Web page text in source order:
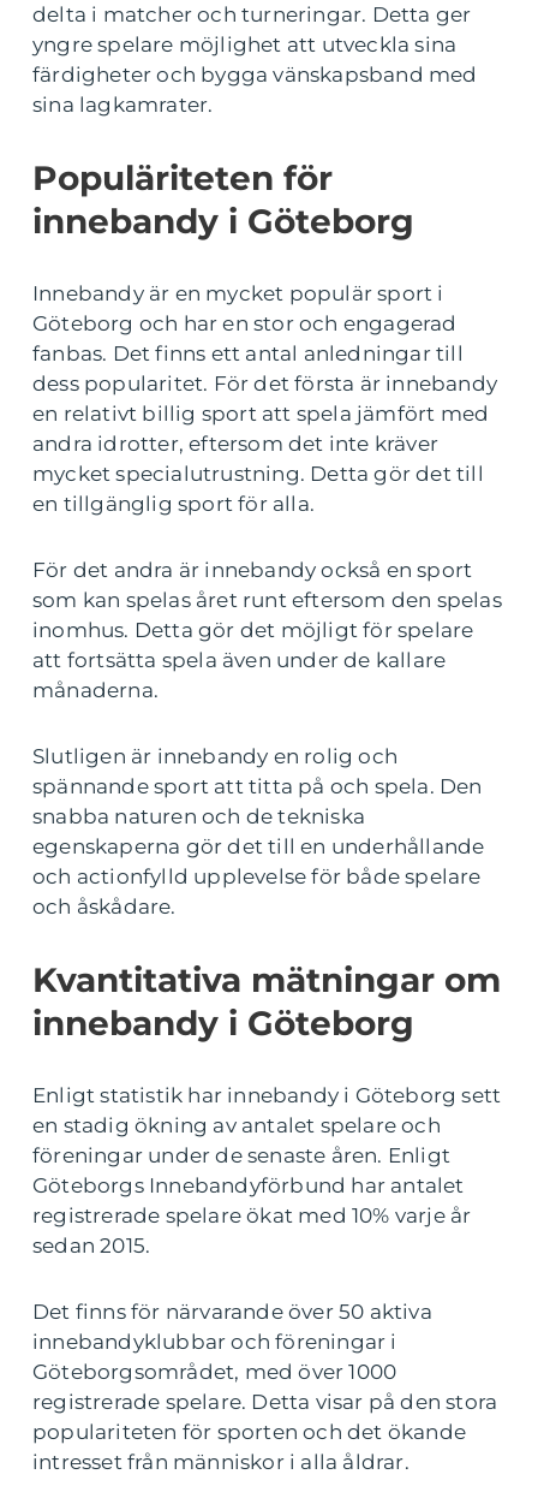
delta i matcher och turneringar. Detta ger
yngre spelare möjlighet att utveckla sina
färdigheter och bygga vänskapsband med
sina lagkamrater.
Populäriteten för
innebandy i Göteborg
Innebandy är en mycket populär sport i
Göteborg och har en stor och engagerad
fanbas. Det finns ett antal anledningar till
dess popularitet. För det första är innebandy
en relativt billig sport att spela jämfört med
andra idrotter, eftersom det inte kräver
mycket specialutrustning. Detta gör det till
en tillgänglig sport för alla.
För det andra är innebandy också en sport
som kan spelas året runt eftersom den spelas
inomhus. Detta gör det möjligt för spelare
att fortsätta spela även under de kallare
månaderna.
Slutligen är innebandy en rolig och
spännande sport att titta på och spela. Den
snabba naturen och de tekniska
egenskaperna gör det till en underhållande
och actionfylld upplevelse för både spelare
och åskådare.
Kvantitativa mätningar om
innebandy i Göteborg
Enligt statistik har innebandy i Göteborg sett
en stadig ökning av antalet spelare och
föreningar under de senaste åren. Enligt
Göteborgs Innebandyförbund har antalet
registrerade spelare ökat med 10% varje år
sedan 2015.
Det finns för närvarande över 50 aktiva
innebandyklubbar och föreningar i
Göteborgsområdet, med över 1000
registrerade spelare. Detta visar på den stora
populariteten för sporten och det ökande
intresset från människor i alla åldrar.